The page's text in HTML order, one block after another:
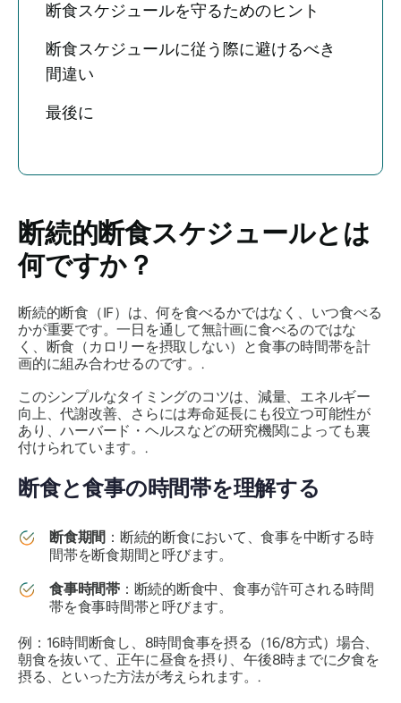
断食スケジュールを守るためのヒント
断食スケジュールに従う際に避けるべき
間違い
最後に
断続的断食スケジュールとは
何ですか？
断続的断食（IF）は、何を食べるかではなく、いつ食べる
かが重要です。一日を通して無計画に食べるのではな
く、断食（カロリーを摂取しない）と食事の時間帯を計
画的に組み合わせるのです。.
このシンプルなタイミングのコツは、減量、エネルギー
向上、代謝改善、さらには寿命延長にも役立つ可能性が
あり、ハーバード・ヘルスなどの研究機関によっても裏
付けられています。.
断食と食事の時間帯を理解する
断食期間 ：断続的断食において、食事を中断する時
間帯を断食期間と呼びます。
食事時間帯：断続的断食中、食事が許可される時間
帯を食事時間帯と呼びます。
例：16時間断食し、8時間食事を摂る（16/8方式）場合、
朝食を抜いて、正午に昼食を摂り、午後8時までに夕食を
摂る、といった方法が考えられます。.